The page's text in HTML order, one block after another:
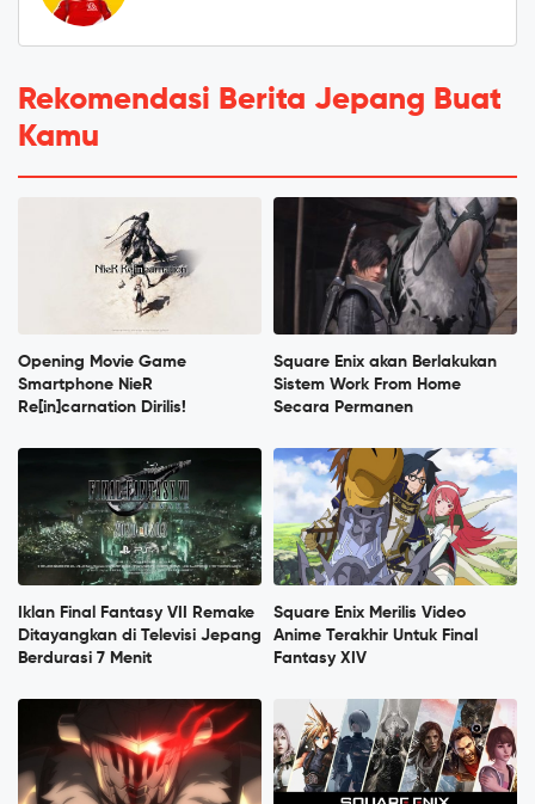
Rekomendasi Berita Jepang Buat
Kamu
Opening Movie Game
Smartphone NieR
Re[in]carnation Dirilis!
Square Enix akan Berlakukan
Sistem Work From Home
Secara Permanen
Iklan Final Fantasy VII Remake
Ditayangkan di Televisi Jepang
Berdurasi 7 Menit
Square Enix Merilis Video
Anime Terakhir Untuk Final
Fantasy XIV